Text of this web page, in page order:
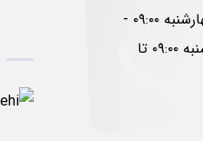
شنبه تا چهارشنبه ۰۹:۰۰ -
۱۷:۰۰ پنجشنبه ۰۹:۰۰ تا